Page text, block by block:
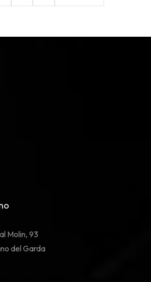
Molin, 93
del Garda